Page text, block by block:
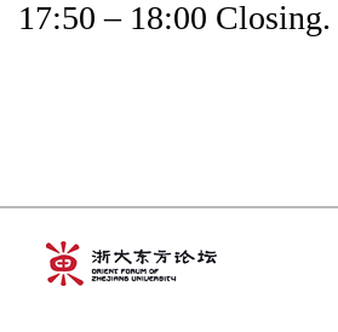
17:50 – 18:00 Closing.